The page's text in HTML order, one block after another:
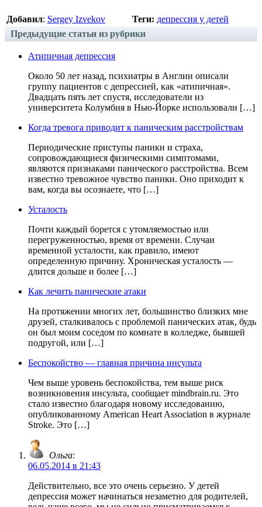
Добавил: Sergey Izvekov Теги: депрессия у детей
Предыдущие статьи из рубрики
Атипичная депрессия
Около 50 лет назад, психиатры в Англии описали
группу пациентов с депрессией, как «атипичная».
Двадцать пять лет спустя, исследователи из
университета Колумбия в Нью-Йорке использовали […]
Когда тревога приводит к паническим расстройствам
Периодические приступы паники и страха,
сопровождающиеся физическими симптомами,
являются признаками панического расстройства. Всем
известно тревожное чувство паники. Оно приходит к
вам, когда вы осознаете, что […]
Усталость
Почти каждый борется с утомляемостью или
перегруженностью, время от времени. Случаи
временной усталости, как правило, имеют
определенную причину. Хроническая усталость —
длится дольше и более […]
Как лечить панические атаки
На протяжении многих лет, большинство близких мне
друзей, сталкивалось с проблемой панических атак, будь
он был моим соседом по комнате в колледже, бывшей
подругой, или […]
Беспокойство — главная причина инсульта
Чем выше уровень беспокойства, тем выше риск
возникновения инсульта, сообщает mindbrain.ru. Это
стало известно благодаря новому исследованию,
опубликованному American Heart Association в журнале
Stroke. Это […]
Ольга:
06.05.2014 в 21:43
Действительно, все это очень серьезно. У детей
депрессия может начинаться незаметно для родителей,